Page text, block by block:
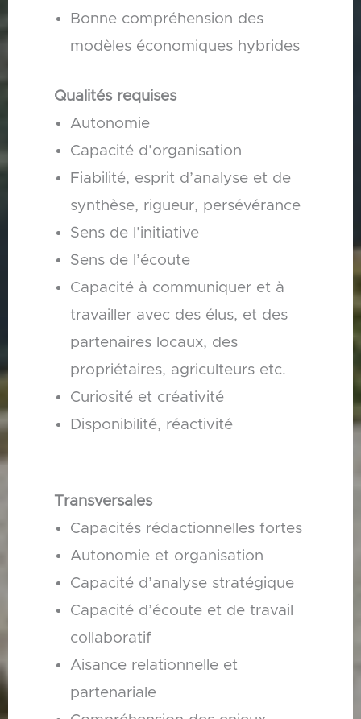
Bonne compréhension des
modèles économiques hybrides
Qualités requises
Autonomie
Capacité d’organisation
Fiabilité, esprit d’analyse et de
synthèse, rigueur, persévérance
Sens de l’initiative
Sens de l’écoute
Capacité à communiquer et à
travailler avec des élus, et des
partenaires locaux, des
propriétaires, agriculteurs etc.
Curiosité et créativité
Disponibilité, réactivité
Transversales
Capacités rédactionnelles fortes
Autonomie et organisation
Capacité d’analyse stratégique
Capacité d’écoute et de travail
collaboratif
Aisance relationnelle et
partenariale